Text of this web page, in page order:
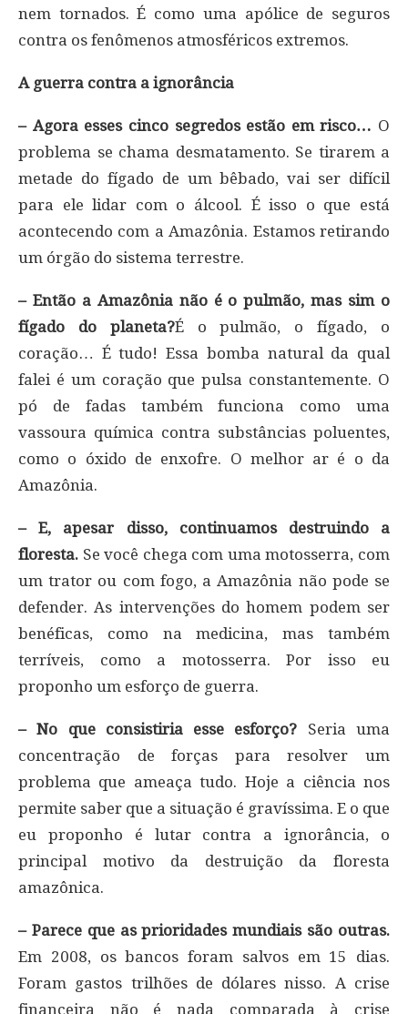
nem tornados. É como uma apólice de seguros
contra os fenômenos atmosféricos extremos.
A guerra contra a ignorância
– Agora esses cinco segredos estão em risco… O
problema se chama desmatamento. Se tirarem a
metade do fígado de um bêbado, vai ser difícil
para ele lidar com o álcool. É isso o que está
acontecendo com a Amazônia. Estamos retirando
um órgão do sistema terrestre.
– Então a Amazônia não é o pulmão, mas sim o
fígado do planeta?É o pulmão, o fígado, o
coração… É tudo! Essa bomba natural da qual
falei é um coração que pulsa constantemente. O
pó de fadas também funciona como uma
vassoura química contra substâncias poluentes,
como o óxido de enxofre. O melhor ar é o da
Amazônia.
– E, apesar disso, continuamos destruindo a
floresta. Se você chega com uma motosserra, com
um trator ou com fogo, a Amazônia não pode se
defender. As intervenções do homem podem ser
benéficas, como na medicina, mas também
terríveis, como a motosserra. Por isso eu
proponho um esforço de guerra.
– No que consistiria esse esforço? Seria uma
concentração de forças para resolver um
problema que ameaça tudo. Hoje a ciência nos
permite saber que a situação é gravíssima. E o que
eu proponho é lutar contra a ignorância, o
principal motivo da destruição da floresta
amazônica.
– Parece que as prioridades mundiais são outras.
Em 2008, os bancos foram salvos em 15 dias.
Foram gastos trilhões de dólares nisso. A crise
financeira não é nada comparada à crise